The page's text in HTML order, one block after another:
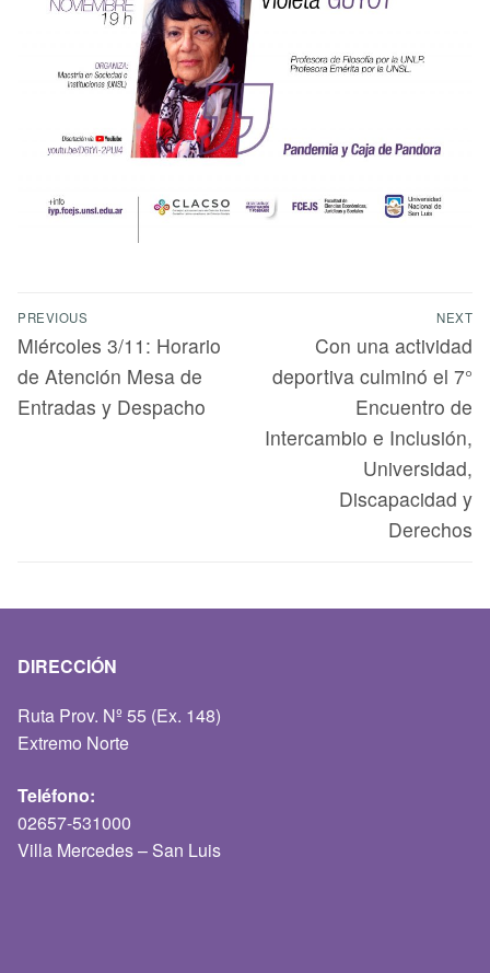
PREVIOUS
Miércoles 3/11: Horario
de Atención Mesa de
Entradas y Despacho
NEXT
Con una actividad
deportiva culminó el 7°
Encuentro de
Intercambio e Inclusión,
Universidad,
Discapacidad y
Derechos
DIRECCIÓN
Ruta Prov. Nº 55 (Ex. 148)
Extremo Norte
Teléfono:
02657-531000
Villa Mercedes – San Luis